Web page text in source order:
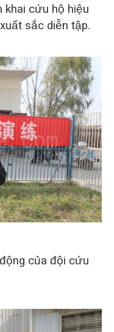
khai cứu hộ hiệu
sắc diễn tập.
của đội cứu